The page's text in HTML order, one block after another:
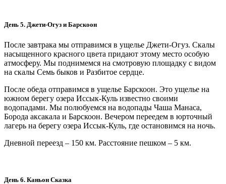
День 5. Джети-Огуз и Барскоон
После завтрака мы отправимся в ущелье Джети-Огуз. Скалы
насыщенного красного цвета придают этому место особую
атмосферу. Мы поднимемся на смотровую площадку с видом
на скалы Семь быков и Разбитое сердце.
После обеда отправимся в ущелье Барскоон. Это ущелье на
южном берегу озера Иссык-Куль известно своими
водопадами. Мы полюбуемся на водопады Чаша Манаса,
Борода аксакала и Барскоон. Вечером переедем в юрточный
лагерь на берегу озера Иссык-Куль, где остановимся на ночь.
Дневной переезд – 150 км. Расстояние пешком – 5 км.
День 6. Каньон Сказка